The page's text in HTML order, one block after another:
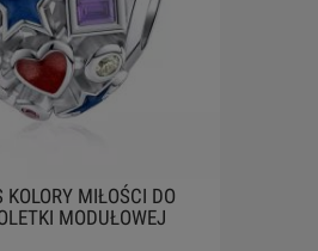
KOLORY MIŁOŚCI DO
MODUŁOWEJ